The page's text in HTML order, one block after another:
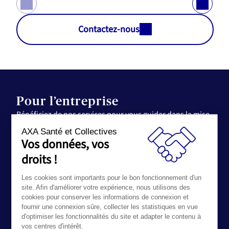
Contactez-nous
Pour l’entreprise
Bénéficiez de nos services pour vous guider dans la mise
en place d’un plan d’épargne salariale et retraite en
entreprise.
First web épargne salariale et
épargne retraite
Un accompagnement sur-mesure
Plus de détails
AXA Santé et Collectives
Vos données, vos
droits !
Les cookies sont importants pour le bon fonctionnement d'un
site. Afin d'améliorer votre expérience, nous utilisons des
cookies pour conserver les informations de connexion et
fournir une connexion sûre, collecter les statistiques en vue
d'optimiser les fonctionnalités du site et adapter le contenu à
vos centres d'intérêt.